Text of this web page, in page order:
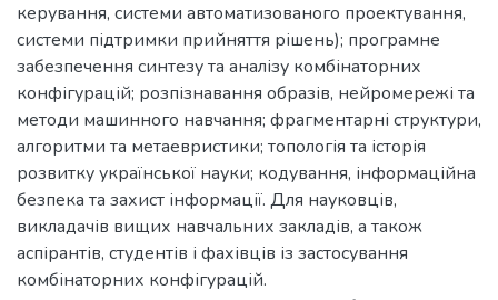
керування, системи автоматизованого проектування,
системи підтримки прийняття рішень); програмне
забезпечення синтезу та аналізу комбінаторних
конфігурацій; розпізнавання образів, нейромережі та
методи машинного навчання; фрагментарні структури,
алгоритми та метаевристики; топологія та історія
розвитку української науки; кодування, інформаційна
безпека та захист інформації. Для науковців,
викладачів вищих навчальних закладів, а також
аспірантів, студентів і фахівців із застосування
комбінаторних конфігурацій.